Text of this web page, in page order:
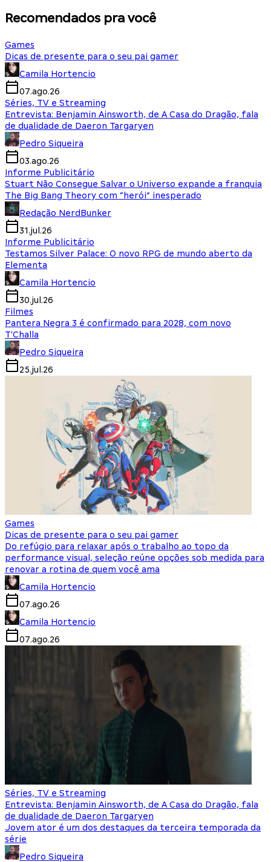
Recomendados pra você
Games
Dicas de presente para o seu pai gamer
Camila Hortencio
07.ago.26
Séries, TV e Streaming
Entrevista: Benjamin Ainsworth, de A Casa do Dragão, fala
de dualidade de Daeron Targaryen
Pedro Siqueira
03.ago.26
Informe Publicitário
Stuart Não Consegue Salvar o Universo expande a franquia
The Big Bang Theory com “herói” inesperado
Redação NerdBunker
31.jul.26
Informe Publicitário
Testamos Silver Palace: O novo RPG de mundo aberto da
Elementa
Camila Hortencio
30.jul.26
Filmes
Pantera Negra 3 é confirmado para 2028, com novo
T'Challa
Pedro Siqueira
25.jul.26
Games
Dicas de presente para o seu pai gamer
Do refúgio para relaxar após o trabalho ao topo da
performance visual, seleção reúne opções sob medida para
renovar a rotina de quem você ama
Camila Hortencio
07.ago.26
Camila Hortencio
07.ago.26
Séries, TV e Streaming
Entrevista: Benjamin Ainsworth, de A Casa do Dragão, fala
de dualidade de Daeron Targaryen
Jovem ator é um dos destaques da terceira temporada da
série
Pedro Siqueira